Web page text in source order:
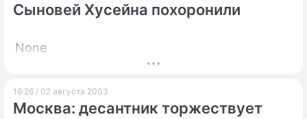
Сыновей Хусейна похоронили
None
16:26 / 02 августа 2003
Москва: десантник торжествует